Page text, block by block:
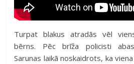
Turpat blakus atradās vēl
bērns. Pēc brīža policisti
Sarunas laikā noskaidrots, ka